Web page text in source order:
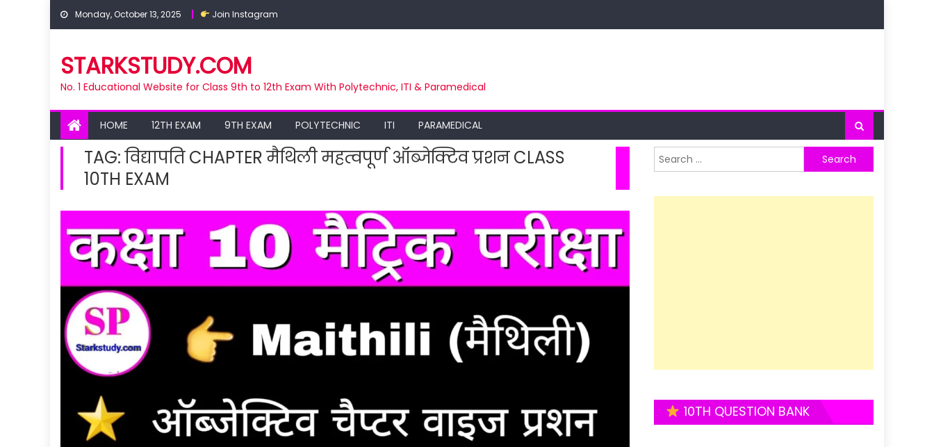
Skip
Monday, October 13, 2025 Join Instagram
STARKSTUDY.COM
No. 1 Educational Website for Class 9th to 12th Exam With Polytechnic, ITI & Paramedical
HOME 12TH EXAM 9TH EXAM POLYTECHNIC ITI PARAMEDICAL
TAG:विद्यापति CHAPTER मैथिली महत्वपूर्ण ऑब्जेक्टिव प्रशन CLASS
10TH EXAM
Search
for:
10TH QUESTION BANK